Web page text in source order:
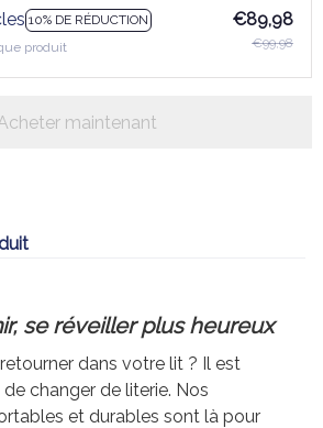
10% DE RÉDUCTION
produit
€89,98
€99,98
maintenant
se réveiller plus heureux
dans votre lit ? Il est
changer de literie. Nos
et durables sont là pour